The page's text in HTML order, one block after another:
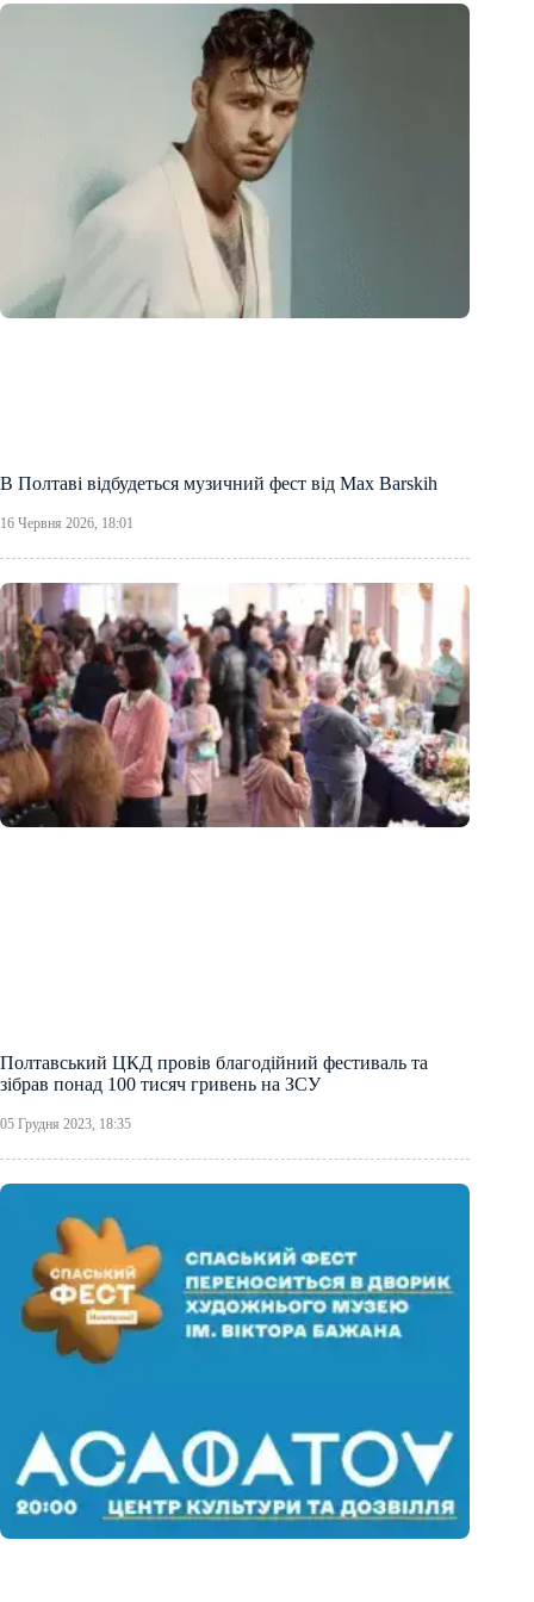
В Полтаві відбудеться музичний фест від Max Barskih
16 Червня 2026, 18:01
Полтавський ЦКД провів благодійний фестиваль та
зібрав понад 100 тисяч гривень на ЗСУ
05 Грудня 2023, 18:35